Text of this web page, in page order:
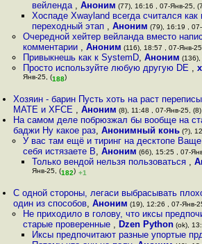
вейленда , Аноним (77), 16:16 , 07-Янв-25,
Хоспаде Xwayland всегда считался
переходный этап , Аноним (79), 16:19 ,
Очередной хейтер вейланда вместо
комментарии , Аноним (116), 18:57 , 07-Янв-
Привыкнешь как к SystemD, Аноним
Просто используйте любую другую DE ,
Янв-25, (188)
Хозяин - барин Пусть хоть на раст
MATE и XFCE ,Аноним (8), 11:48 , 07-Янв-25, (8)
На самом деле побрюзжал бы вообще на
баджи Ну какое раз,Анонимный конь (?),
У вас там ещё и тиринг на десктопе
себя истязаете В, Аноним (66), 15:25 , 07-
Только вендой нельзя пользоваться ,
Янв-25, (182) +1
С одной стороны, легаси выбрасывать
один из способов,Аноним (19), 12:26 , 07-Янв-
Не приходило в голову, что иксы
старые проверенные , Dzen Python(ok),
Иксы предпочитают разные упортые